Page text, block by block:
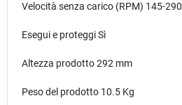
Velocità senza carico (RPM) 145-290
Esegui e proteggi Sì
Altezza prodotto 292 mm
Peso del prodotto 10.5 Kg